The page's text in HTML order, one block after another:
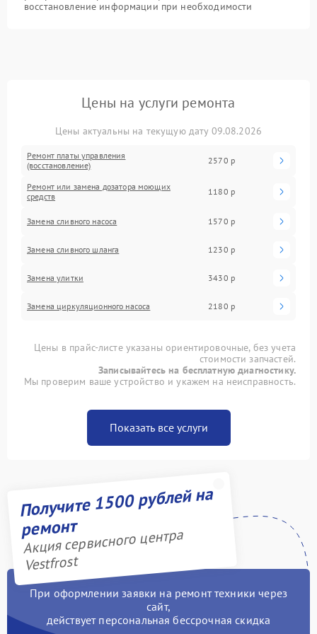
восстановление информации при необходимости
Цены на услуги ремонта
Цены актуальны на текущую дату 09.08.2026
Ремонт платы управления
(восстановление)
2570 р
Ремонт или замена дозатора моющих
средств
1180 р
Замена сливного насоса 1570 р
Замена сливного шланга 1230 р
Замена улитки 3430 р
Замена циркуляционного насоса 2180 р
Цены в прайс-листе указаны ориентировочные, без учета
стоимости запчастей.
Записывайтесь на бесплатную диагностику.
Мы проверим ваше устройство и укажем на неисправность.
Показать все услуги
Получите 1500 рублей на
ремонт
Акция сервисного центра
Vestfrost
При оформлении заявки на ремонт техники через
сайт,
действует персональная бессрочная скидка